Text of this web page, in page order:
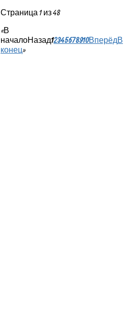
Страница 1 из 48
«В
началоНазад12345678910ВперёдВ
конец»